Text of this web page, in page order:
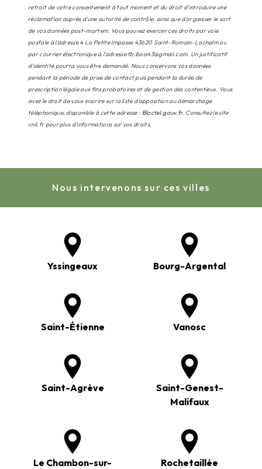
retrait de votre consentement à tout moment et du droit d’introduire une
réclamation auprès d’une autorité de contrôle, ainsi que d’organiser le sort
de vos données post-mortem. Vous pouvez exercer ces droits par voie
postale à l'adresse 4 La Petite Impasse 43620 Saint-Romain-Lachalm ou
par courrier électronique à l'adresse fb.bois43@gmail.com. Un justificatif
d'identité pourra vous être demandé. Nous conservons vos données
pendant la période de prise de contact puis pendant la durée de
prescription légale aux fins probatoires et de gestion des contentieux. Vous
avez le droit de vous inscrire sur la liste d'opposition au démarchage
téléphonique, disponible à cette adresse : Bloctel.gouv.fr. Consultez le site
cnil.fr pour plus d’informations sur vos droits.
Nous intervenons sur ces villes
Yssingeaux Bourg-Argental
Saint-Étienne Vanosc
Saint-Agrève
Saint-Genest-
Malifaux
Le Chambon-sur-
Rochetaillée